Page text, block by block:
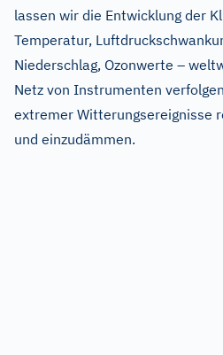
lassen wir die Entwicklung der
Temperatur,
Niederschlag, Ozonwerte –
Netz von Instrumenten
extremer Witterungsereignisse
und einzudämmen.